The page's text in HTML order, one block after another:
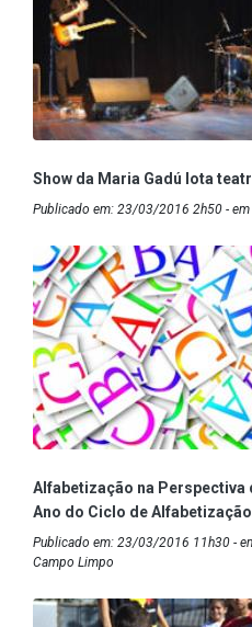
Show da Maria Gadú lota
Publicado em: 23/03/2016 2h50 - em
Alfabetização na
Ano do Ciclo de Alfabetização
Publicado em: 23/03/2016 11h30 -
Campo Limpo